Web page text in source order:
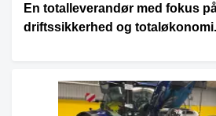
En totalleverandør med fokus
driftssikkerhed og totaløkonomi.